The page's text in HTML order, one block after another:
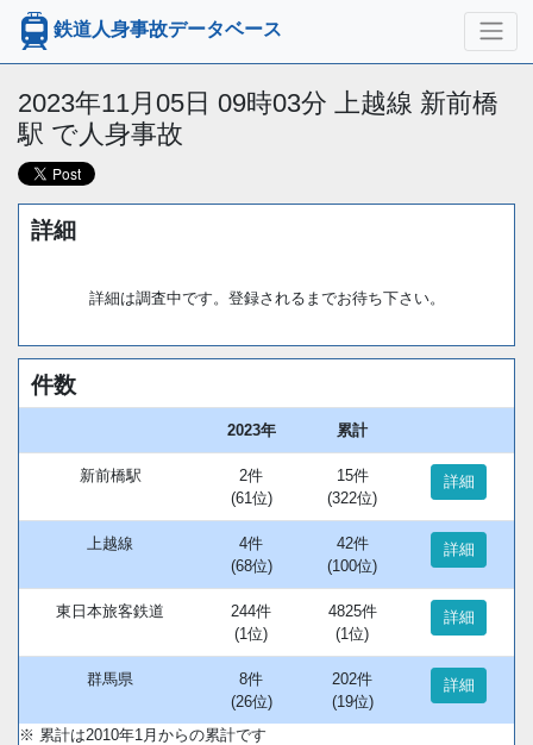
鉄道人身事故データベース
2023年11月05日 09時03分 上越線 新前橋
駅 で人身事故
詳細
詳細は調査中です。登録されるまでお待ち下さい。
件数
2023年 累計
新前橋駅
2件
(61位)
15件
(322位)
詳細
上越線
4件
(68位)
42件
(100位)
詳細
東日本旅客鉄道
244件
(1位)
4825件
(1位)
詳細
群馬県
8件
(26位)
202件
(19位)
詳細
※ 累計は2010年1月からの累計です